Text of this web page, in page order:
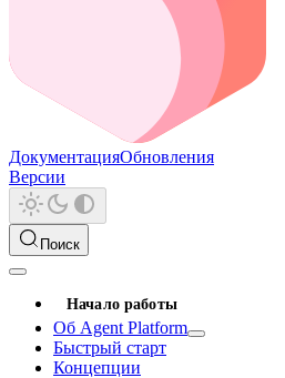
ДокументацияОбновления
Версии
Поиск
Начало работы
Об Agent Platform
Быстрый старт
Концепции